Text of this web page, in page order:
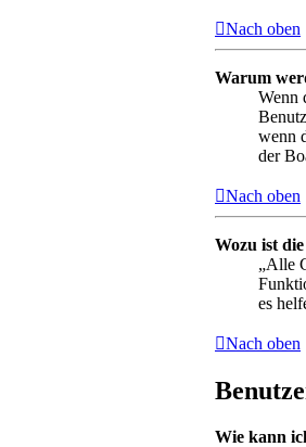
Nach oben
Warum
Wenn
wenn
der
Nach oben
Wozu ist
„Alle
es
Nach oben
Wie kann